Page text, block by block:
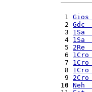
1
2 Gdc
3 1Sa
4 1Sa
5 2Re
6
7
8
9
10 Neh